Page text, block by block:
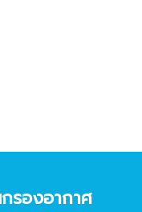
รองอากาศ